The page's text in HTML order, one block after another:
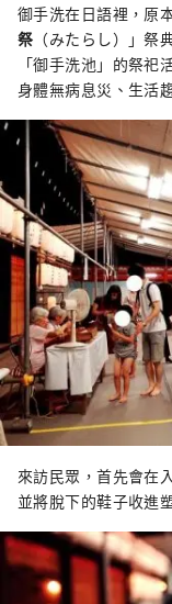
御手洗在日語裡，原
祭 （みたらし）」
「御手洗池」的祭
身體無病息災、生活
來訪民眾，首先會在
並將脫下的鞋子收進